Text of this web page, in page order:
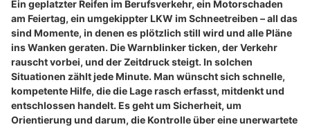
Ein geplatzter Reifen im Berufsverkehr, ein Motorschaden
am Feiertag, ein umgekippter LKW im Schneetreiben – all das
sind Momente, in denen es plötzlich still wird und alle Pläne
ins Wanken geraten. Die Warnblinker ticken, der Verkehr
rauscht vorbei, und der Zeitdruck steigt. In solchen
Situationen zählt jede Minute. Man wünscht sich schnelle,
kompetente Hilfe, die die Lage rasch erfasst, mitdenkt und
entschlossen handelt. Es geht um Sicherheit, um
Orientierung und darum, die Kontrolle über eine unerwartete